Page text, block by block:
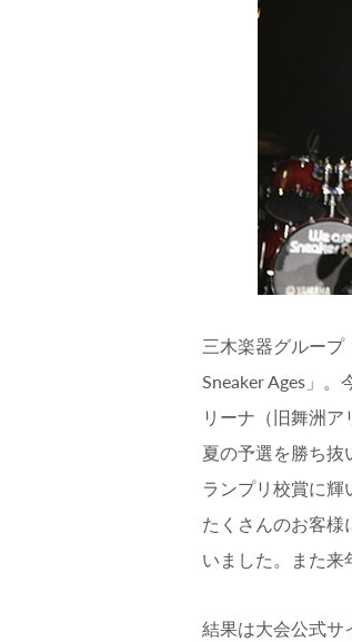
三木楽器グループ
Sneaker Ages」
リーナ（旧舞洲ア
夏の予選を勝ち抜
ランプリ校賞に輝
たくさんのお客様
いました。また来
結果は大会公式サ